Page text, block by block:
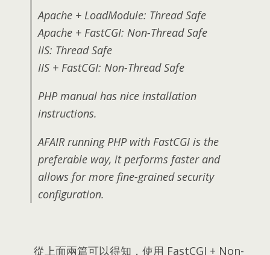
Apache + LoadModule: Thread Safe
Apache + FastCGI: Non-Thread Safe
IIS: Thread Safe
IIS + FastCGI: Non-Thread Safe
PHP manual has nice installation
instructions.
AFAIR running PHP with FastCGI is the
preferable way, it performs faster and
allows for more fine-grained security
configuration.
從上面兩篇可以得知 ， 使用 FastCGI + Non-